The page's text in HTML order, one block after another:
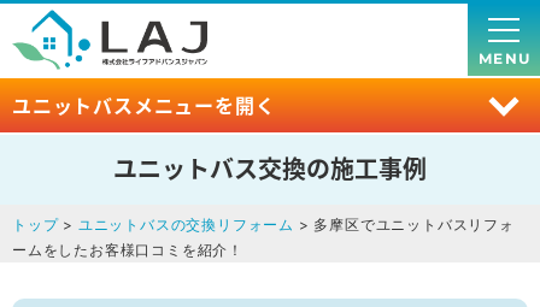
ユニットバスメニューを開く
MENU
ユニットバス交換の施工事例
トップ> ユニットバスの交換リフォーム > 多摩区でユニットバスリフォ
ームをしたお客様口コミを紹介！